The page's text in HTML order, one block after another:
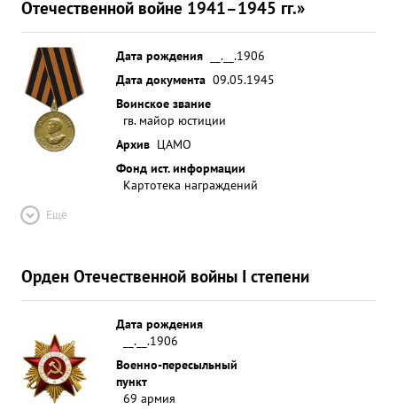
Отечественной войне 1941–1945 гг.»
Дата рождения
__.__.1906
Дата документа 09.05.1945
Воинское звание
гв. майор юстиции
Архив ЦАМО
Фонд ист. информации
Картотека награждений
Ещё
Орден Отечественной войны I степени
Дата рождения
__.__.1906
Военно-пересыльный
пункт
69 армия